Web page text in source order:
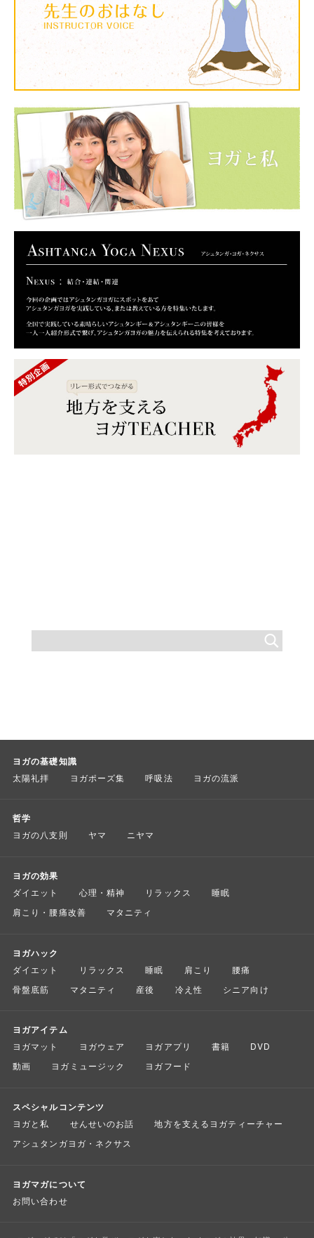
ヨガの基礎知識
太陽礼拝 ヨガポーズ集 呼吸法 ヨガの流派
哲学
ヨガの八支則 ヤマ ニヤマ
ヨガの効果
ダイエット 心理・精神 リラックス
睡眠
肩こり・腰痛改善
マタニティ
ヨガハック
ダイエット リラックス 睡眠 肩こり
腰痛
骨盤底筋
マタニティ 産後 冷え性 シニア向け
ヨガアイテム
ヨガマット ヨガウェア ヨガアプリ 書籍
DVD
動画
ヨガミュージック ヨガフード
スペシャルコンテンツ
ヨガと私 せんせいのお話
地方を支えるヨガティーチャー
アシュタンガヨガ・ネクサス
ヨガマガについて
お問い合わせ